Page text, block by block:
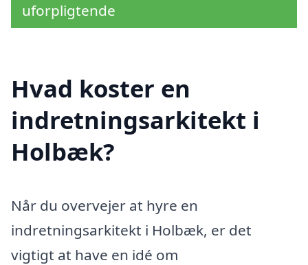
uforpligtende
Hvad koster en
indretningsarkitekt i
Holbæk?
Når du overvejer at hyre en
indretningsarkitekt i Holbæk, er det
vigtigt at have en idé om